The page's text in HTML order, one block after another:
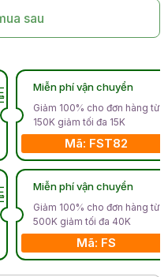
sau
Miễn phí vận chuyển
Giảm 100% cho đơn hàng từ
150K giảm tối đa 15K
Mã: FST82
Miễn phí vận chuyển
Giảm 100% cho đơn hàng từ
500K giảm tối đa 40K
Mã: FS